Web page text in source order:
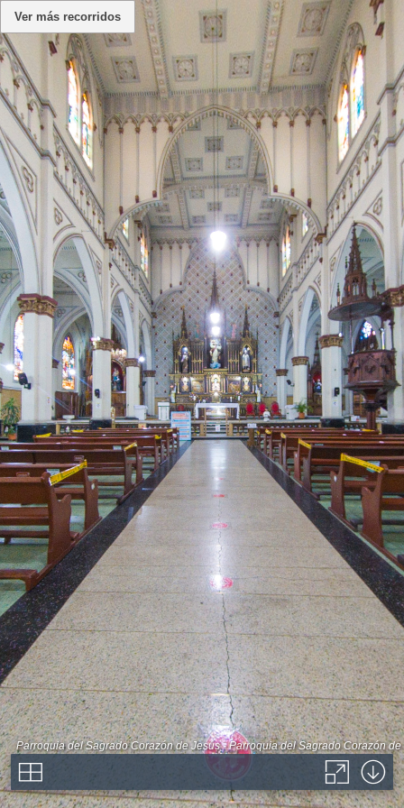
Ver más recorridos
Parroquia del Sagrado Corazón de Jesús - Parroquia del Sagrado Corazón de